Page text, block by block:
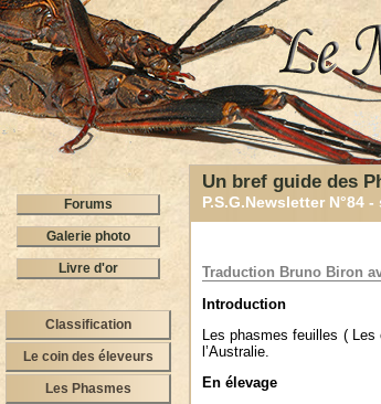
Forums
Galerie photo
Livre d'or
Classification
Le coin des éleveurs
Les Phasmes
Un bref guide des
P.S.G.Newsletter N°84
Traduction Bruno Biron
Introduction
Les phasmes feuilles (
l’Australie.
En élevage